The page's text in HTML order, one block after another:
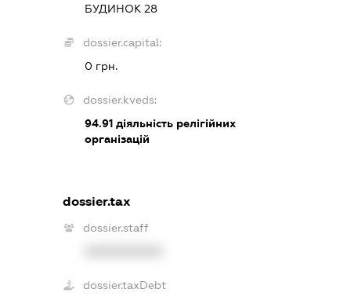
БУДИНОК 28
dossier.capital:
0 грн.
dossier.kveds:
94.91 діяльність релігійних
організацій
dossier.tax
dossier.staff
dossier.taxDebt